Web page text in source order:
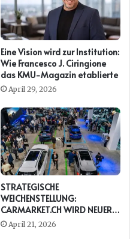
Eine Vision wird zur Institution:
Wie Francesco J. Ciringione
das KMU-Magazin etablierte
April 29, 2026
STRATEGISCHE
WEICHENSTELLUNG:
CARMARKET.CH WIRD NEUER
PRESENTING PARTNER DER
AUTO ZÜRICH
April 21, 2026